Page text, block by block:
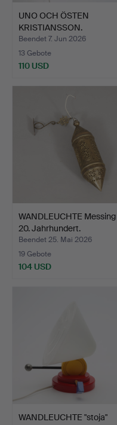
UNO OCH ÖSTEN
KRISTIANSSON.
WANDLEUCHTE. H…
Beendet 7. Jun 2026
13 Gebote
110 USD
WANDLEUCHTE Messing
20. Jahrhundert.
Beendet 25. Mai 2026
19 Gebote
104 USD
WANDLEUCHTE "stoja"